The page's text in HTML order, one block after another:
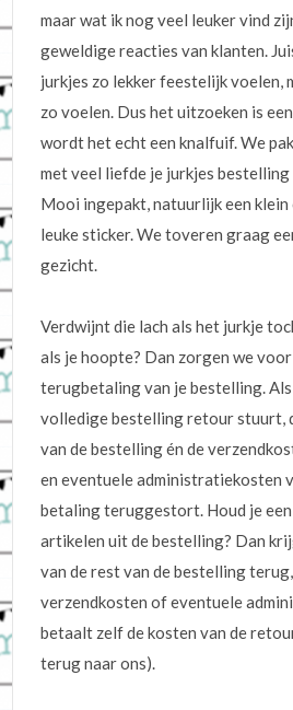
maar wat ik nog veel leuker vind
geweldige reacties van klanten.
jurkjes zo lekker feestelijk voelen,
zo voelen. Dus het uitzoeken is
wordt het echt een knalfuif. We
met veel liefde je jurkjes bestelling
Mooi ingepakt, natuurlijk een klein
leuke sticker. We toveren graag
gezicht.
Verdwijnt die lach als het jurkje
als je hoopte? Dan zorgen we
terugbetaling van je bestelling. Als
volledige bestelling retour stuurt,
van de bestelling én de
en eventuele administratiekosten
betaling teruggestort. Houd je
artikelen uit de bestelling? Dan
van de rest van de bestelling
verzendkosten of eventuele
betaalt zelf de kosten van de
terug naar ons).